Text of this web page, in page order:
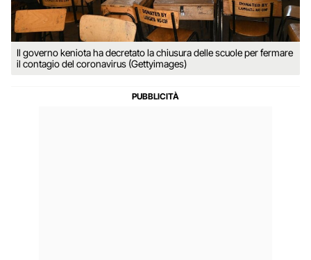
Il governo keniota ha decretato la chiusura delle scuole per fermare
il contagio del coronavirus (Gettyimages)